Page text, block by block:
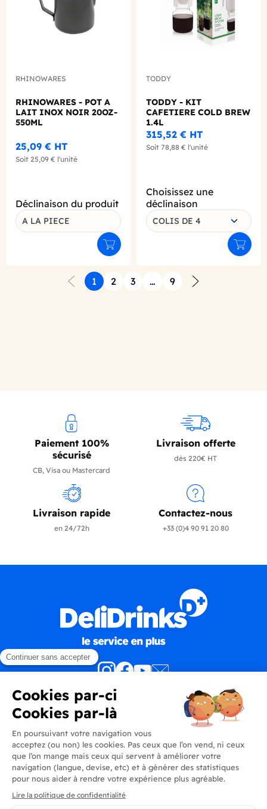
RHINOWARES
RHINOWARES - POT A
LAIT INOX NOIR 20OZ-
550ML
25,09 € HT
Soit 25,09 € l'unité
Déclinaison du produit
A LA PIECE
Ajouter au panier
TODDY
TODDY - KIT
CAFETIERE COLD BREW
1.4L
315,52 € HT
Soit 78,88 € l'unité
Choisissez une
déclinaison
COLIS DE 4
Précédent
1 2 3 …
9
Paiement 100%
sécurisé
CB, Visa ou Mastercard
Livraison offerte
dès 220€ HT
Livraison rapide
en 24/72h
Contactez-nous
+33 (0)4 90 91 20 80
Produits
En savoir plus
Informations